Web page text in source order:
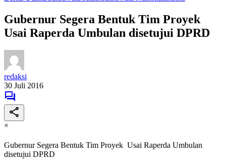
Gubernur Segera Bentuk Tim Proyek
Usai Raperda Umbulan disetujui DPRD
redaksi
30 Juli 2016
×
Gubernur Segera Bentuk Tim Proyek Usai Raperda Umbulan
disetujui DPRD